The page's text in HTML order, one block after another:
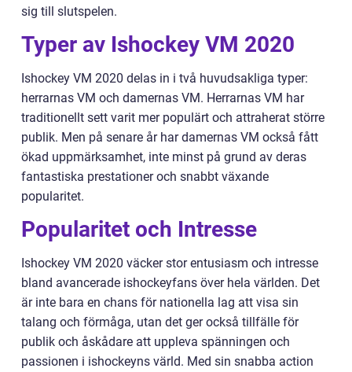
sig till slutspelen.
Typer av Ishockey VM 2020
Ishockey VM 2020 delas in i två huvudsakliga typer:
herrarnas VM och damernas VM. Herrarnas VM har
traditionellt sett varit mer populärt och attraherat större
publik. Men på senare år har damernas VM också fått
ökad uppmärksamhet, inte minst på grund av deras
fantastiska prestationer och snabbt växande
popularitet.
Popularitet och Intresse
Ishockey VM 2020 väcker stor entusiasm och intresse
bland avancerade ishockeyfans över hela världen. Det
är inte bara en chans för nationella lag att visa sin
talang och förmåga, utan det ger också tillfälle för
publik och åskådare att uppleva spänningen och
passionen i ishockeyns värld. Med sin snabba action